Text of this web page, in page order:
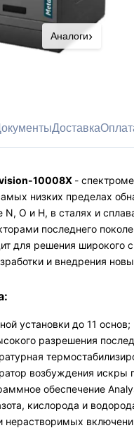
Аналоги›
Доставка
10008X -
низких пределах
N, O и H, в сталях и
последнего
для решения широкого
и внедрения
установки до 11 основ;
разрешения
возбуждения искры
обеспечение
кислорода и